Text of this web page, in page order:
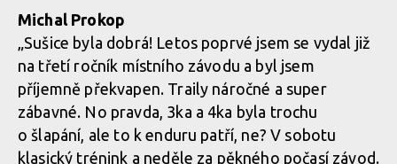
Michal Prokop
„Sušice byla dobrá! Letos poprvé jsem se vydal již
na třetí ročník místního závodu a byl jsem
příjemně překvapen. Traily náročné a super
zábavné. No pravda, 3ka a 4ka byla trochu
o šlapání, ale to k enduru patří, ne? V sobotu
klasický trénink a neděle za pěkného počasí závod.